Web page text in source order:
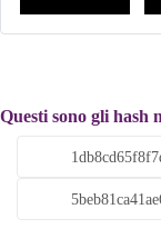
Questi sono gli hash